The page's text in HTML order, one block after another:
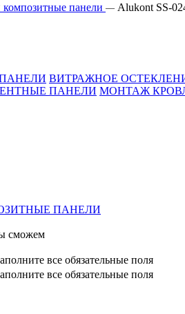
панели — Alukont SS-
ВИТРАЖНОЕ
ПАНЕЛИ МОНТАЖ
ПАНЕЛИ
сможем
все обязательные поля
все обязательные поля